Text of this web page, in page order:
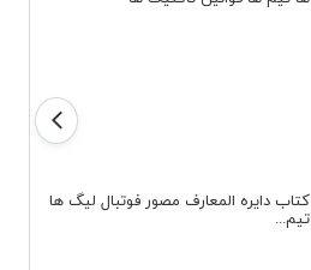
کتاب دایره المعارف مصور فوتبال لیگ ها
تیم...